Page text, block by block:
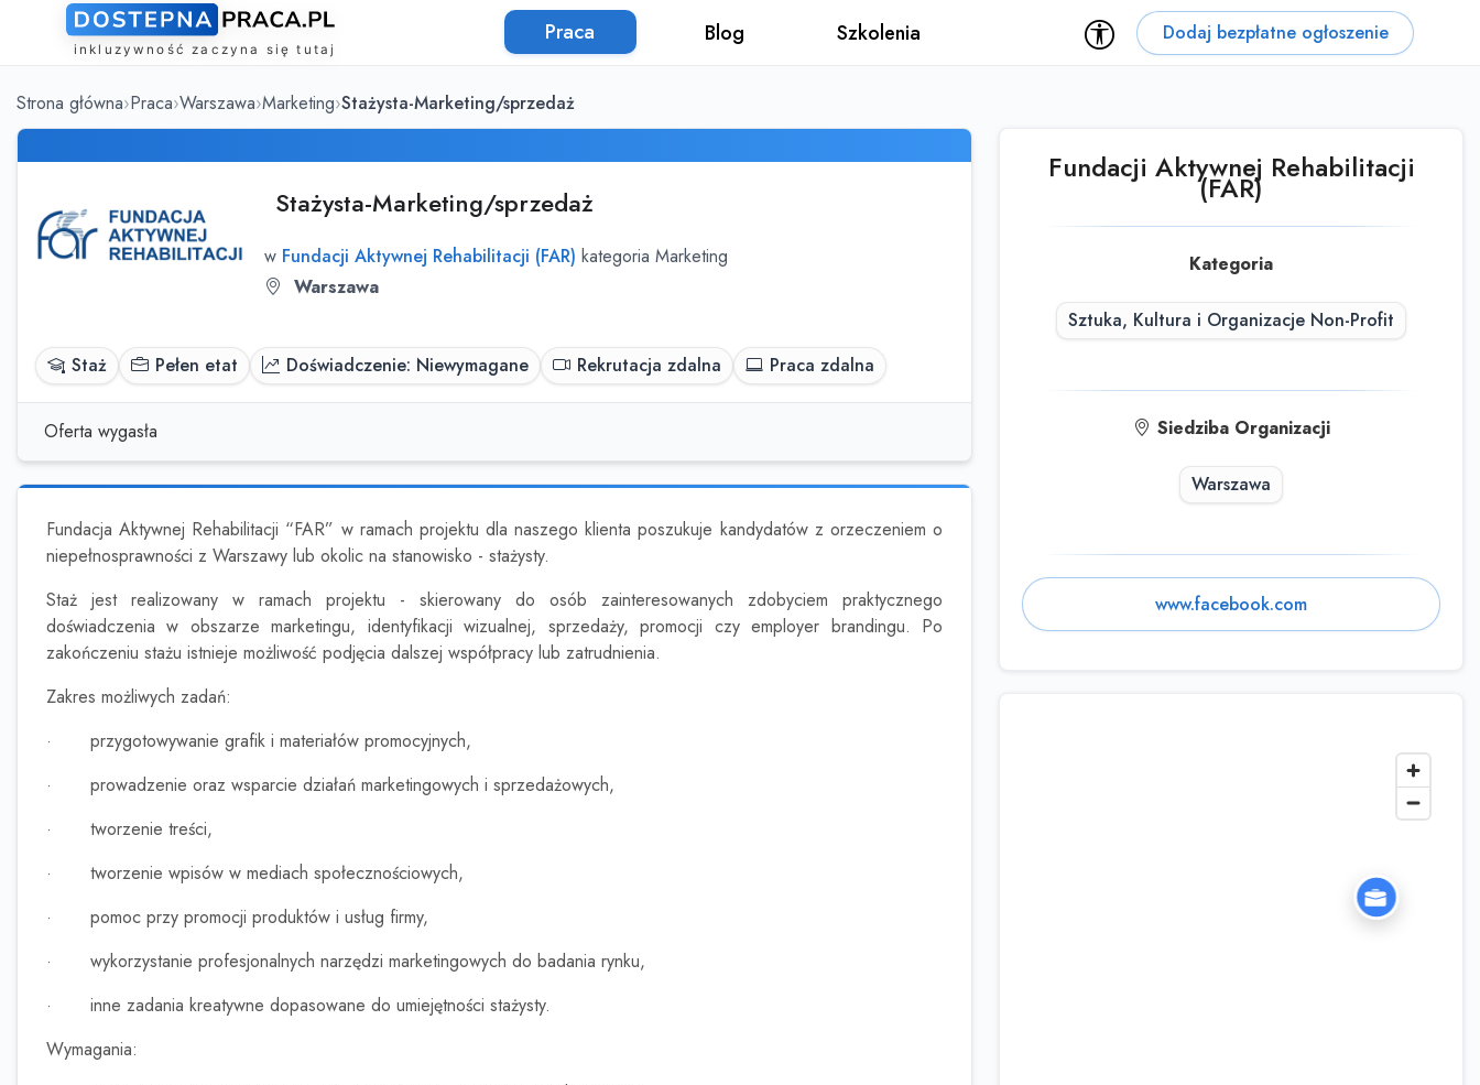
Praca Blog Szkolenia Dodaj bezpłatne ogłoszenie
Strona główna Praca Warszawa Marketing Stażysta-Marketing/sprzedaż
Stażysta-Marketing/sprzedaż
w Fundacji Aktywnej Rehabilitacji (FAR) kategoria Marketing
Warszawa
Staż Pełen etat Doświadczenie: Niewymagane Rekrutacja zdalna Praca zdalna
Oferta wygasła
Fundacja Aktywnej Rehabilitacji “FAR” w ramach projektu dla naszego klienta poszukuje kandydatów z orzeczeniem o
niepełnosprawności z Warszawy lub okolic na stanowisko - stażysty.
Staż jest realizowany w ramach projektu - skierowany do osób zainteresowanych zdobyciem praktycznego
doświadczenia w obszarze marketingu, identyfikacji wizualnej, sprzedaży, promocji czy employer brandingu. Po
zakończeniu stażu istnieje możliwość podjęcia dalszej współpracy lub zatrudnienia.
Zakres możliwych zadań:
·
przygotowywanie grafik i materiałów promocyjnych,
·
prowadzenie oraz wsparcie działań marketingowych i sprzedażowych,
·
tworzenie treści,
·
tworzenie wpisów w mediach społecznościowych,
·
pomoc przy promocji produktów i usług firmy,
·
wykorzystanie profesjonalnych narzędzi marketingowych do badania rynku,
·
inne zadania kreatywne dopasowane do umiejętności stażysty.
Wymagania:
Fundacji Aktywnej Rehabilitacji
(FAR)
Kategoria
Sztuka, Kultura i Organizacje Non-Profit
Siedziba Organizacji
Warszawa
www.facebook.com